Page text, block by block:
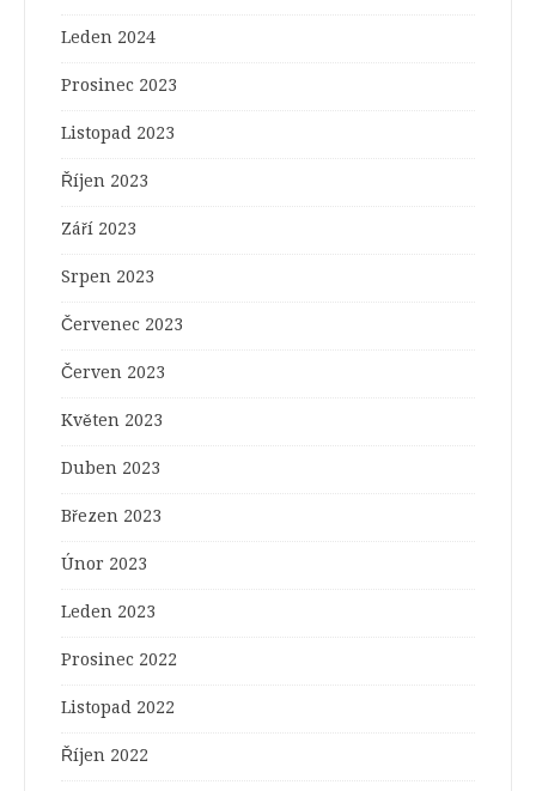
Leden 2024
Prosinec 2023
Listopad 2023
Říjen 2023
Září 2023
Srpen 2023
Červenec 2023
Červen 2023
Květen 2023
Duben 2023
Březen 2023
Únor 2023
Leden 2023
Prosinec 2022
Listopad 2022
Říjen 2022